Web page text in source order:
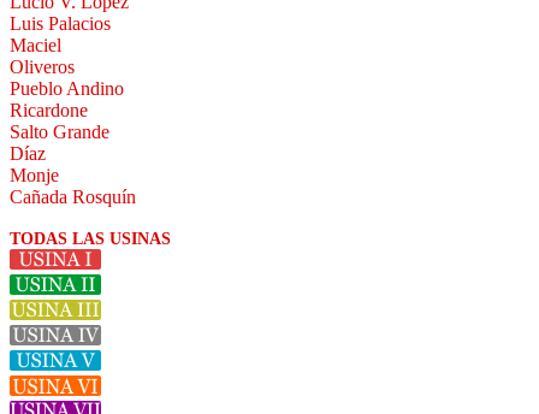
Luis Palacios
Maciel
Oliveros
Pueblo Andino
Ricardone
Salto Grande
Díaz
Monje
Cañada Rosquín
TODAS LAS USINAS